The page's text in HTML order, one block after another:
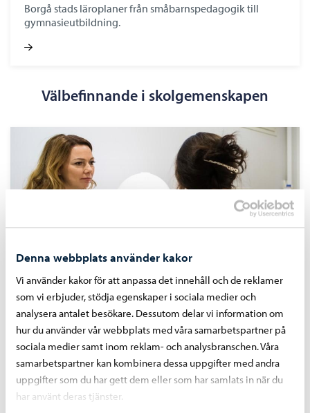
Denna webbplats använder kakor
Vi använder kakor för att anpassa det innehåll och de reklamer
som vi erbjuder, stödja egenskaper i sociala medier och
analysera antalet besökare. Dessutom delar vi information om
hur du använder vår webbplats med våra samarbetspartner på
sociala medier samt inom reklam- och analysbranschen. Våra
samarbetspartner kan kombinera dessa uppgifter med andra
uppgifter som du har gett dem eller som har samlats in när du
har använt deras tjänster.
Borgå stads läroplaner från småbarnspedagogik till
gymnasieutbildning.
Välbefinnande i skolgemenskapen
Elevvård
Generell och individuell elevvård.